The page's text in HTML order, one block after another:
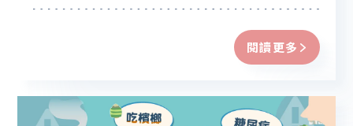
注意事項本篇帶你一一完整說明。
閱讀更多